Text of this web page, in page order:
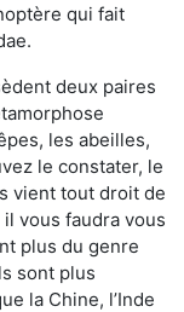
qui fait
deux paires
les abeilles,
le constater, le
vient tout droit de
vous faudra vous
plus du genre
sont plus
la Chine, l’Inde